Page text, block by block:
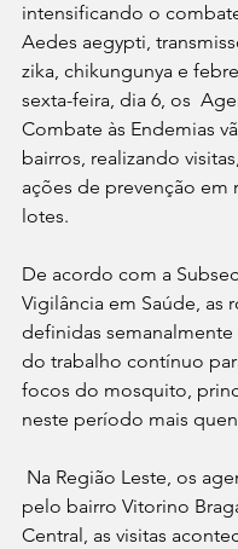
intensificando o
Aedes aegypti,
zika, chikungunya e
sexta-feira, dia 6, os
Combate às Endemias
bairros, realizando
ações de prevenção em
lotes.
De acordo com a
Vigilância em Saúde, as
definidas semanalmente
do trabalho contínuo
focos do mosquito,
neste período mais
Na Região Leste, os
pelo bairro Vitorino
Central, as visitas